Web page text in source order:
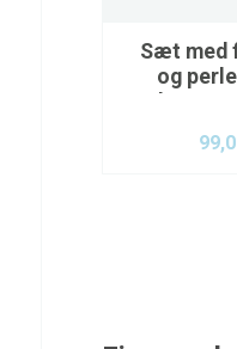
Sæt med
og